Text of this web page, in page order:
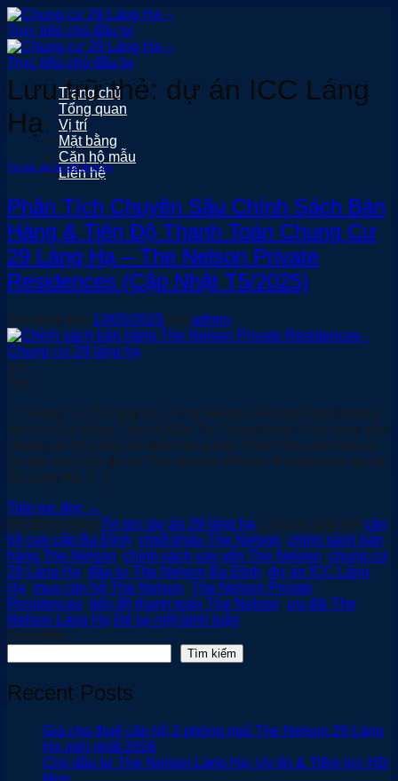
Chuyển
đến
nội
dung
Trang chủ
Tổng quan
Vị trí
Mặt bằng
Căn hộ mẫu
Liên hệ
Lưu trữ thẻ: dự án ICC Láng
Hạ
Tin tức dự án 29 láng hạ
Phân Tích Chuyên Sâu Chính Sách Bán
Hàng & Tiến Độ Thanh Toán Chung Cư
29 Láng Hạ – The Nelson Private
Residences (Cập Nhật T5/2025)
Đã đăng trên 13/05/2025 bởi admin
13
Th5
I. Chung Cư 29 Láng Hạ – The Nelson Private Residences:
Nơi An Cư Đẳng Cấp và Đầu Tư Thông Minh Vị trí vàng của
chung cư 29 Láng Hạ kiến tạo giá trị: Phân tích sâu hơn về
lợi thế vị trí của dự án The Nelson Private Residences tại số
29 Láng Hạ, […]
Tiếp tục đọc →
Đã đăng trong Tin tức dự án 29 láng hạ Được gắn thẻ căn
hộ cao cấp Ba Đình, chiết khấu The Nelson, chính sách bán
hàng The Nelson, chính sách vay vốn The Nelson, chung cư
29 Láng Hạ, đầu tư The Nelson Ba Đình, dự án ICC Láng
Hạ, mua căn hộ The Nelson, The Nelson Private
Residences, tiến độ thanh toán The Nelson, ưu đãi The
Nelson Láng Hạ Để lại một bình luận
Tìm kiếm
Tìm kiếm
Recent Posts
Giá cho thuê căn hộ 2 phòng ngủ The Nelson 29 Láng
Hạ mới nhất 2026
Chủ đầu tư The Nelson Láng Hạ: Uy tín & Tiềm lực HD